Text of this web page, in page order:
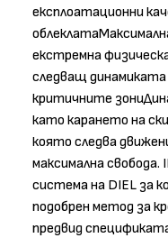
експлоатационни
екстремна
следващ
критичните
като карането на
която следва
максимална
система на DIEL за
подобрен метод за
предвид